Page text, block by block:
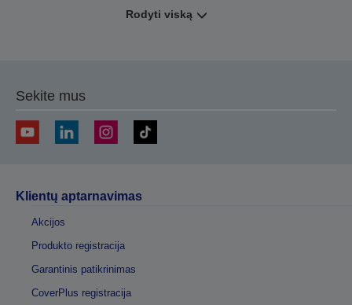
Rodyti viską
Sekite mus
Klientų aptarnavimas
Akcijos
Produkto registracija
Garantinis patikrinimas
CoverPlus registracija